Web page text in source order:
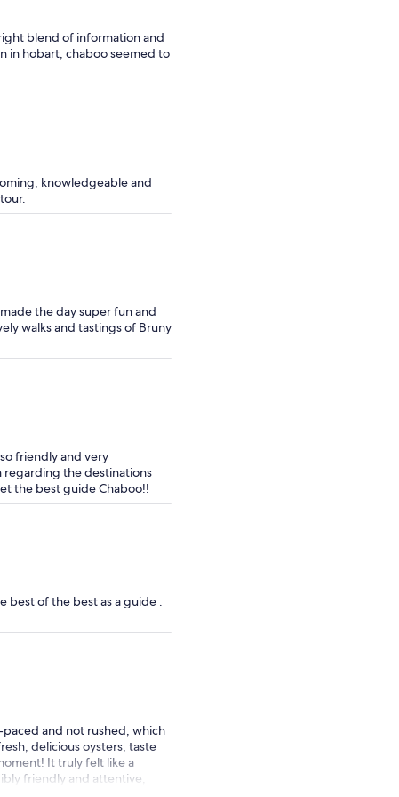
blend of information and
in hobart, chaboo seemed to
knowledgeable and
the day super fun and
walks and tastings of Bruny
friendly and very
the destinations
the best guide Chaboo!!
best of the best as a guide .
and not rushed, which
delicious oysters, taste
It truly felt like a
friendly and attentive,